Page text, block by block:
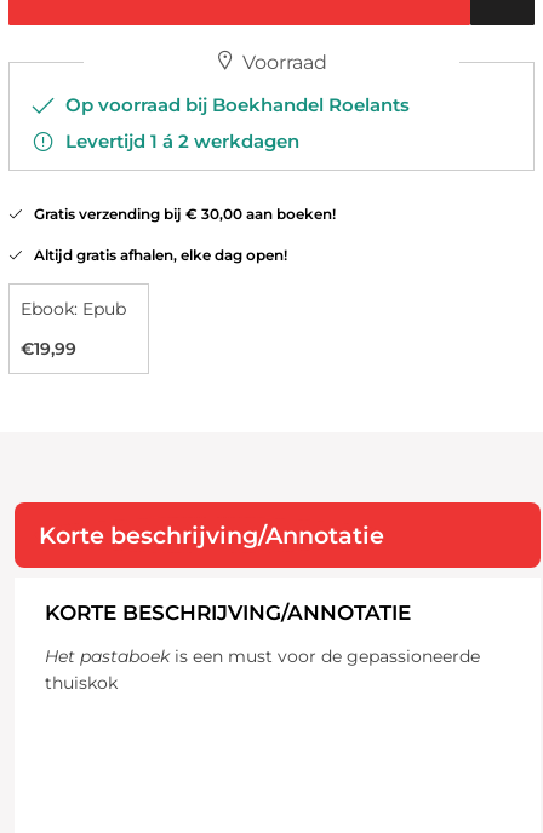
Voorraad
Op voorraad bij Boekhandel Roelants
Levertijd 1 á 2 werkdagen
Gratis verzending bij € 30,00 aan boeken!
Altijd gratis afhalen, elke dag open!
Ebook: Epub
€19,99
Korte beschrijving/Annotatie
KORTE BESCHRIJVING/ANNOTATIE
Het pastaboekis een must voor de gepassioneerde
thuiskok